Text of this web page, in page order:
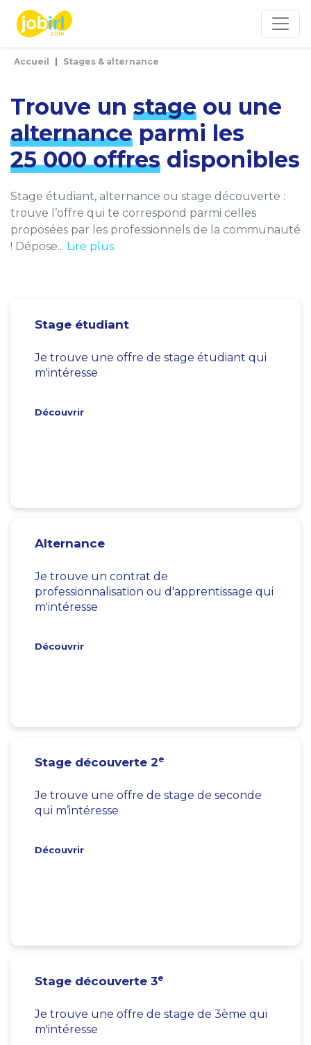
Accueil Stages & alternance
Trouve un stage ou une
alternance parmi les
25 000 offres disponibles
Stage étudiant, alternance ou stage découverte :
trouve l’offre qui te correspond parmi celles
proposées par les professionnels de la communauté
! Dépose... Lire plus
Stage étudiant
Je trouve une offre de stage étudiant qui
m'intéresse
Découvrir
Alternance
Je trouve un contrat de
professionnalisation ou d'apprentissage qui
m'intéresse
Découvrir
Stage découverte 2e
Je trouve une offre de stage de seconde
qui m’intéresse
Découvrir
Stage découverte 3e
Je trouve une offre de stage de 3ème qui
m'intéresse
Panneau de gestion des cookies